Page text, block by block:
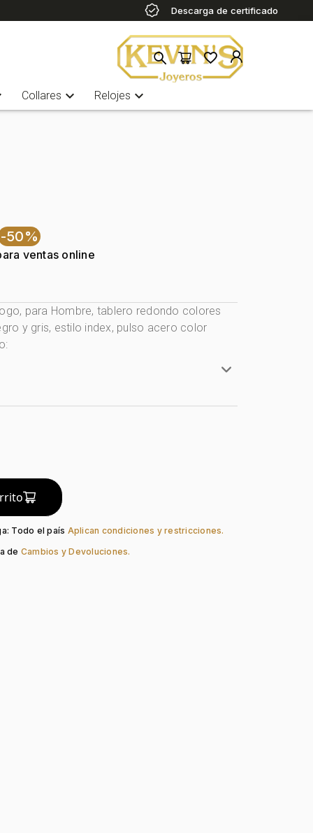
Descarga de certificado
Collares expand_more Relojes expand_more
-50%
ventas online
para Hombre, tablero redondo colores
y gris, estilo index, pulso acero color
Negro
Negro + Gris
Index
Estándar
Todo el país Aplican condiciones y restricciones.
de Cambios y Devoluciones.